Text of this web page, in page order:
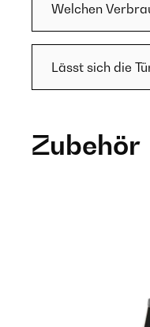
Welchen
Lässt sich die
Zubehör